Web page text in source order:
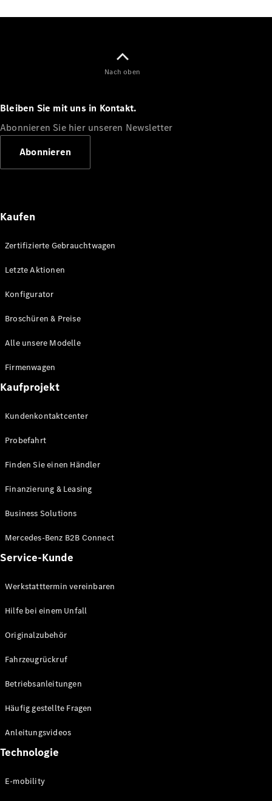
EQS
Elektrisch
GLA Neu Elektrisch
GLB
GLC
GLC
GLC Coupé
GLS
Mercedes-
GLS SUV
Mercedes-
Maybach
GLS SUV
Geländewagen
Geländewagen
Konfigurator
Mercedes-
T-Modell
Modelle
Shooting
Elektrisch
CLA
Brake
Modell
Modell All-
Terrain
E-Klasse T-
Modell
Modell All-
Nach oben
Bleiben Sie mit uns in Kontakt.
Abonnieren Sie hier unseren Newsletter
Abonnieren
Kaufen
Zertifizierte Gebrauchtwagen
Letzte Aktionen
Konfigurator
Broschüren & Preise
Alle unsere Modelle
Firmenwagen
Kaufprojekt
Kundenkontaktcenter
Probefahrt
Finden Sie einen Händler
Finanzierung & Leasing
Business Solutions
Mercedes-Benz B2B Connect
Service-Kunde
Werkstatttermin vereinbaren
Hilfe bei einem Unfall
Originalzubehör
Fahrzeugrückruf
Betriebsanleitungen
Häufig gestellte Fragen
Anleitungsvideos
Technologie
E-mobility